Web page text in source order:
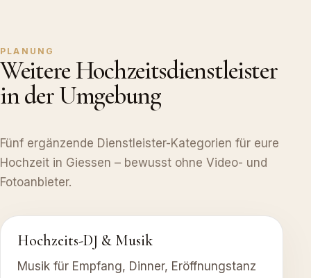
PLANUNG
Weitere Hochzeitsdienstleister
in der Umgebung
Fünf ergänzende Dienstleister-Kategorien für eure
Hochzeit in Giessen – bewusst ohne Video- und
Fotoanbieter.
Hochzeits-DJ & Musik
Musik für Empfang, Dinner, Eröffnungstanz